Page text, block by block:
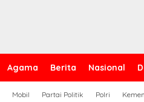
Agama Berita Nasional
Mobil Partai Politik Polri